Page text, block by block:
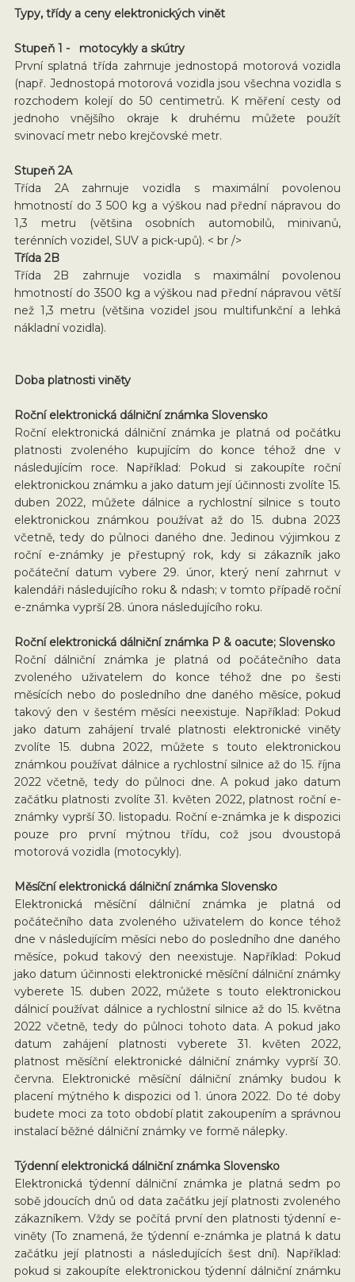
Typy, třídy a ceny elektronických vinět
Stupeň 1 - motocykly a skútry
První splatná třída zahrnuje jednostopá motorová vozidla
(např. Jednostopá motorová vozidla jsou všechna vozidla s
rozchodem kolejí do 50 centimetrů. K měření cesty od
jednoho vnějšího okraje k druhému můžete použít
svinovací metr nebo krejčovské metr.
Stupeň 2A
Třída 2A zahrnuje vozidla s maximální povolenou
hmotností do 3 500 kg a výškou nad přední nápravou do
1,3 metru (většina osobních automobilů, minivanů,
terénních vozidel, SUV a pick-upů). < br />
Třída 2B
Třída 2B zahrnuje vozidla s maximální povolenou
hmotností do 3500 kg a výškou nad přední nápravou větší
než 1,3 metru (většina vozidel jsou multifunkční a lehká
nákladní vozidla).
Doba platnosti viněty
Roční elektronická dálniční známka Slovensko
Roční elektronická dálniční známka je platná od počátku
platnosti zvoleného kupujícím do konce téhož dne v
následujícím roce. Například: Pokud si zakoupíte roční
elektronickou známku a jako datum její účinnosti zvolíte 15.
duben 2022, můžete dálnice a rychlostní silnice s touto
elektronickou známkou používat až do 15. dubna 2023
včetně, tedy do půlnoci daného dne. Jedinou výjimkou z
roční e-známky je přestupný rok, kdy si zákazník jako
počáteční datum vybere 29. únor, který není zahrnut v
kalendáři následujícího roku & ndash; v tomto případě roční
e-známka vyprší 28. února následujícího roku.
Roční elektronická dálniční známka P & oacute; Slovensko
Roční dálniční známka je platná od počátečního data
zvoleného uživatelem do konce téhož dne po šesti
měsících nebo do posledního dne daného měsíce, pokud
takový den v šestém měsíci neexistuje. Například: Pokud
jako datum zahájení trvalé platnosti elektronické viněty
zvolíte 15. dubna 2022, můžete s touto elektronickou
známkou používat dálnice a rychlostní silnice až do 15. října
2022 včetně, tedy do půlnoci dne. A pokud jako datum
začátku platnosti zvolíte 31. květen 2022, platnost roční e-
známky vyprší 30. listopadu. Roční e-známka je k dispozici
pouze pro první mýtnou třídu, což jsou dvoustopá
motorová vozidla (motocykly).
Měsíční elektronická dálniční známka Slovensko
Elektronická měsíční dálniční známka je platná od
počátečního data zvoleného uživatelem do konce téhož
dne v následujícím měsíci nebo do posledního dne daného
měsíce, pokud takový den neexistuje. Například: Pokud
jako datum účinnosti elektronické měsíční dálniční známky
vyberete 15. duben 2022, můžete s touto elektronickou
dálnicí používat dálnice a rychlostní silnice až do 15. května
2022 včetně, tedy do půlnoci tohoto data. A pokud jako
datum zahájení platnosti vyberete 31. květen 2022,
platnost měsíční elektronické dálniční známky vyprší 30.
června. Elektronické měsíční dálniční známky budou k
placení mýtného k dispozici od 1. února 2022. Do té doby
budete moci za toto období platit zakoupením a správnou
instalací běžné dálniční známky ve formě nálepky.
Týdenní elektronická dálniční známka Slovensko
Elektronická týdenní dálniční známka je platná sedm po
sobě jdoucích dnů od data začátku její platnosti zvoleného
zákazníkem. Vždy se počítá první den platnosti týdenní e-
viněty (To znamená, že týdenní e-známka je platná k datu
začátku její platnosti a následujících šest dní). Například:
pokud si zakoupíte elektronickou týdenní dálniční známku